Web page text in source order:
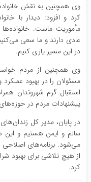
وی همچنین به نقش
کرد و افزود: دیدار با
مأموریت ماست.
عادی دارند و ما سعی
در این مسیر یاری کنیم.
وی همچنین از مردم خواست
مسئولان را در بهبود عملکرد
استقبال گرم شهروندان
پیشنهادات مردم در
در پایان، مدیر کل
سالم و ایمن هستیم و
می‌شود. برنامه‌های اصلاحی
از هیچ تلاشی برای بهبود
کرد.